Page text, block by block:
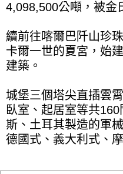
4,098,500公噸，被金
續前往喀爾巴阡山珍
卡爾一世的夏宮，始
建築。
城堡三個塔尖直插雲
臥室、起居室等共
斯、土耳其製造的軍
德國式、義大利式、